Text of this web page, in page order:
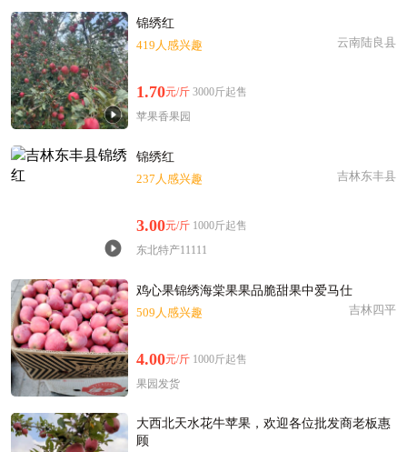
锦绣红
419人感兴趣
云南陆良县
1.70元/斤 3000斤起售
苹果香果园
锦绣红
237人感兴趣
吉林东丰县
3.00元/斤 1000斤起售
东北特产11111
鸡心果锦绣海棠果果品脆甜果中爱马仕
509人感兴趣
吉林四平
4.00元/斤 1000斤起售
果园发货
大西北天水花牛苹果，欢迎各位批发商老板惠
顾